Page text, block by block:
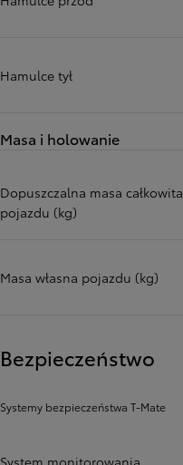
Hamulce tył
Masa i holowanie
Dopuszczalna masa całkowita
pojazdu (kg)
Masa własna pojazdu (kg)
Bezpieczeństwo
Systemy bezpieczeństwa T-Mate